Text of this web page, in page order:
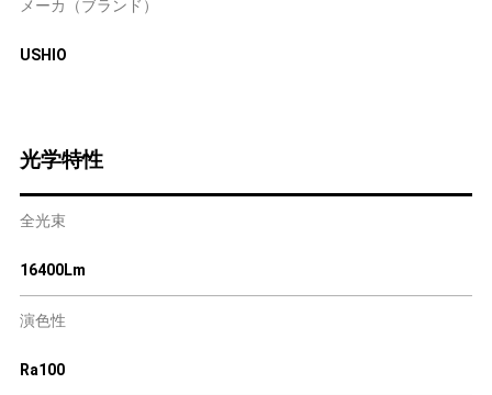
メーカ（ブランド）
USHIO
光学特性
全光束
16400Lm
演色性
Ra100